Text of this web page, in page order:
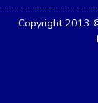
Copyright 2013